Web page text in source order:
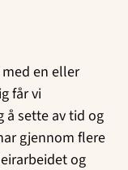
en eller
får vi
å sette av tid og
gjennom flere
og